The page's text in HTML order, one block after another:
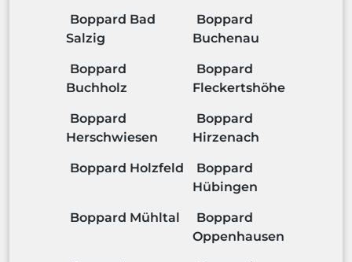
Boppard Bad
Salzig
Boppard
Buchenau
Boppard
Buchholz
Boppard
Fleckertshöhe
Boppard
Herschwiesen
Boppard
Hirzenach
Boppard Holzfeld
Boppard
Hübingen
Boppard Mühltal
Boppard
Oppenhausen